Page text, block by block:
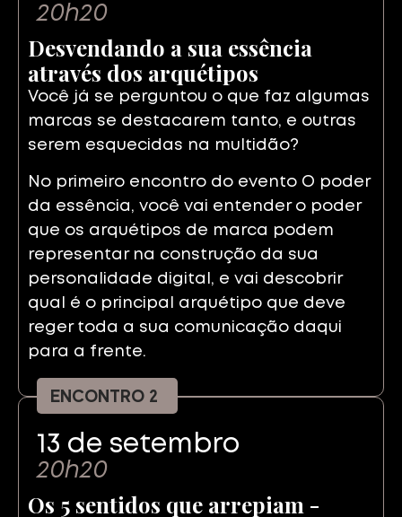
20h20
Desvendando a sua essência
através dos arquétipos
Você já se perguntou o que faz algumas
marcas se destacarem tanto, e outras
serem esquecidas na multidão?
No primeiro encontro do evento O poder
da essência, você vai entender o poder
que os arquétipos de marca podem
representar na construção da sua
personalidade digital, e vai descobrir
qual é o principal arquétipo que deve
reger toda a sua comunicação daqui
para a frente.
ENCONTRO 2
13 de setembro
20h20
Os 5 sentidos que arrepiam -